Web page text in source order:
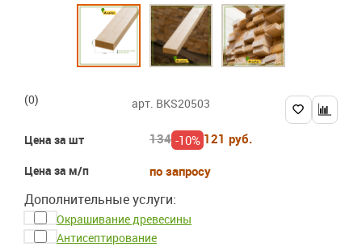
(0) арт. BKS20503
Цена за шт 134 -10% 121 руб.
Цена за м/п по запросу
Дополнительные услуги:
Окрашивание древесины
Антисептирование